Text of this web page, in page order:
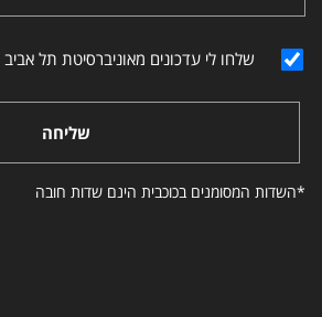
שלחו לי עדכונים מאוניברסיטת תל אביב
שליחה
*השדות המסומנים בכוכבית הינם שדות חובה